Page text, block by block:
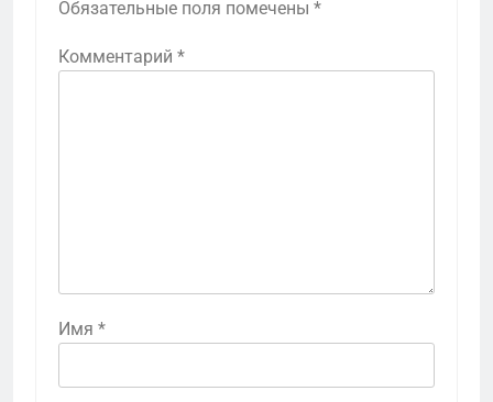
Обязательные поля помечены *
Комментарий *
Имя *